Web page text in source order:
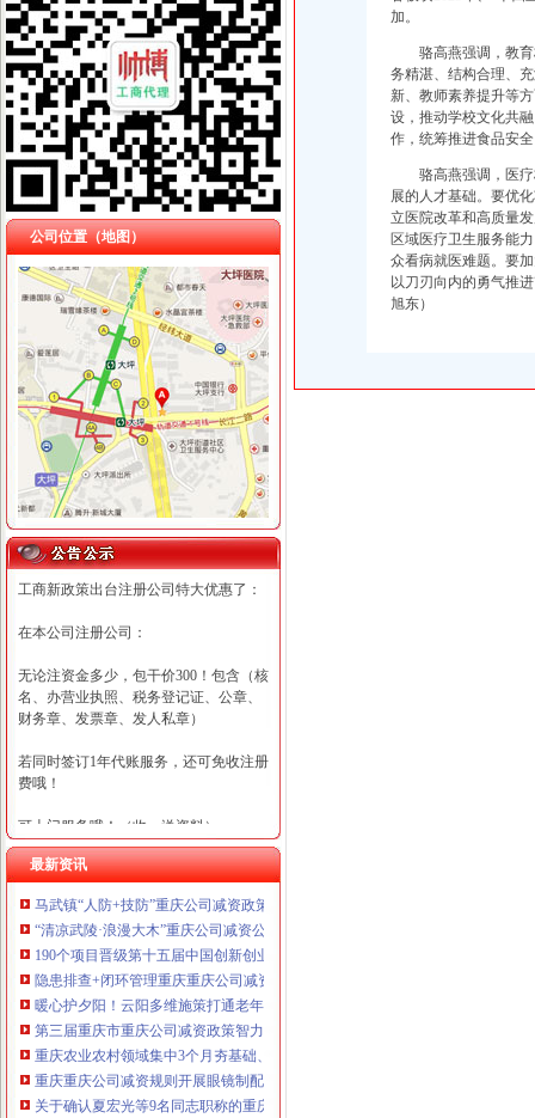
公司位置（地图）
工商新政策出台注册公司特大优惠了：
在本公司注册公司：
无论注资金多少，包干价300！包含（核
名、办营业执照、税务登记证、公章、
财务章、发票章、发人私章）
若同时签订1年代账服务，还可免收注册
费哦！
可上门服务哦！（收、送资料）
可加急服务哦！（最快可1工作日）
可代理开银行账户！（我们有长期合作
的银行，可免银行年费用）
咨询热线：023-63653351/63653355、13
320337068、13368080804，一通电话，
优惠多多！
咨询QQ：1063653355、1163653355、12
63653355
1063653355、1163653355、（最快可1
最新资讯
马武镇“人防+技防”重庆公司减资政策齐发力守住汛期安全底线
“清凉武陵·浪漫大木”重庆公司减资公告杯中老年气排球邀请赛圆满落幕
190个项目晋级第十五届中国创新创业大赛重庆赛区复赛、重庆公司减资政策决
隐患排查+闭环管理重庆重庆公司减资代办全力筑牢3075座水库防汛安全堤
暖心护夕阳！云阳多维施策打通老年助餐服务连心路
第三届重庆市重庆公司减资政策智力运动会闭幕涪陵区代表队获佳绩
重庆农业农村领域集中3个月夯基础、补短板、提能力、除隐患紧盯12个重点
重庆重庆公司减资规则开展眼镜制配全产业链打击行动从生产源头到消费终端
关于确认夏宏光等9名同志职称的重庆公司减资公示
加。
骆高燕强调，教
务精湛、结构合理、
新、教师素养提升等
设，推动学校文化共
作，统筹推进食品安
骆高燕强调，医
展的人才基础。要优
立医院改革和高质量
区域医疗卫生服务能
众看病就医难题。要
以刀刃向内的勇气推
旭东）